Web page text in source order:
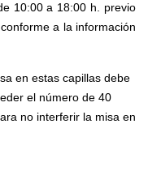
10:00 a 18:00 h. previo
a la información
en estas capillas debe
el número de 40
no interferir la misa en